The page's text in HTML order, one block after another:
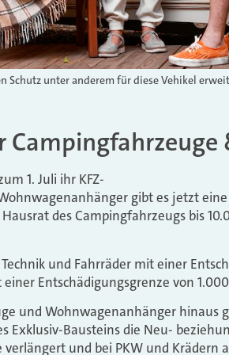
Schutz unter anderem für diese Vehikel
1. Juli ihr KFZ-
gibt es jetzt eine
des Campingfahrzeugs bis
und Fahrräder mit einer
Entschädigungsgrenze von
und Wohnwagenanhänger hinaus
Exklusiv-Bausteins die Neu-
und bei PKW und Krädern